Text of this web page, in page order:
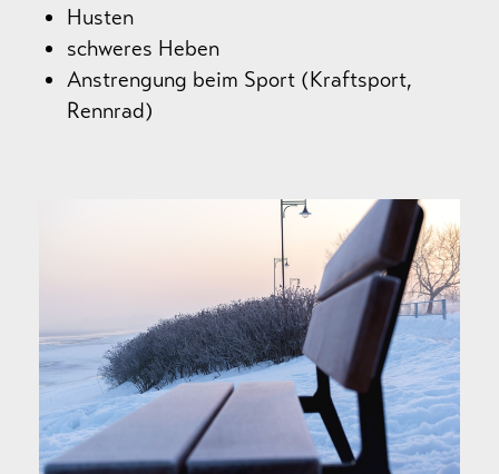
Husten
schweres Heben
Anstrengung beim Sport (Kraftsport,
Rennrad)